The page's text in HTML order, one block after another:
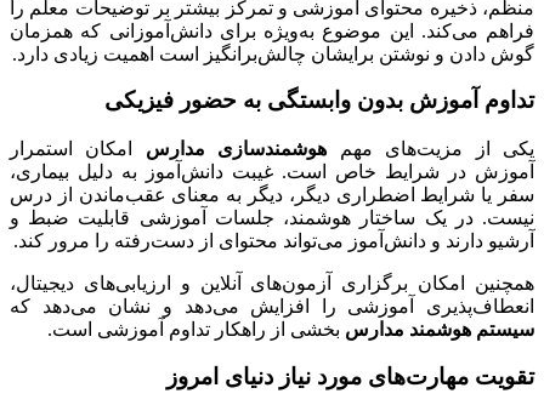
منظم، ذخیره محتوای آموزشی و تمرکز بیشتر بر توضیحات معلم را
فراهم می‌کند. این موضوع به‌ویژه برای دانش‌آموزانی که همزمان
گوش دادن و نوشتن برایشان چالش‌برانگیز است اهمیت زیادی دارد.
تداوم آموزش بدون وابستگی به حضور فیزیکی
یکی از مزیت‌های مهم هوشمندسازی مدارس امکان استمرار
آموزش در شرایط خاص است. غیبت دانش‌آموز به دلیل بیماری،
سفر یا شرایط اضطراری دیگر، دیگر به معنای عقب‌ماندن از درس
نیست. در یک ساختار هوشمند، جلسات آموزشی قابلیت ضبط و
آرشیو دارند و دانش‌آموز می‌تواند محتوای از دست‌رفته را مرور کند.
همچنین امکان برگزاری آزمون‌های آنلاین و ارزیابی‌های دیجیتال،
انعطاف‌پذیری آموزشی را افزایش می‌دهد و نشان می‌دهد که
سیستم هوشمند مدارس بخشی از راهکار تداوم آموزشی است.
تقویت مهارت‌های مورد نیاز دنیای امروز